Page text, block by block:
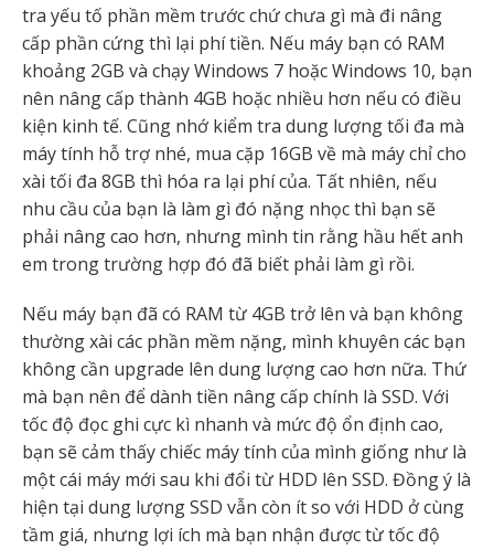
tra yếu tố phần mềm trước chứ chưa gì mà đi nâng
cấp phần cứng thì lại phí tiền. Nếu máy bạn có RAM
khoảng 2GB và chạy Windows 7 hoặc Windows 10, bạn
nên nâng cấp thành 4GB hoặc nhiều hơn nếu có điều
kiện kinh tế. Cũng nhớ kiểm tra dung lượng tối đa mà
máy tính hỗ trợ nhé, mua cặp 16GB về mà máy chỉ cho
xài tối đa 8GB thì hóa ra lại phí của. Tất nhiên, nếu
nhu cầu của bạn là làm gì đó nặng nhọc thì bạn sẽ
phải nâng cao hơn, nhưng mình tin rằng hầu hết anh
em trong trường hợp đó đã biết phải làm gì rồi.
Nếu máy bạn đã có RAM từ 4GB trở lên và bạn không
thường xài các phần mềm nặng, mình khuyên các bạn
không cần upgrade lên dung lượng cao hơn nữa. Thứ
mà bạn nên để dành tiền nâng cấp chính là SSD. Với
tốc độ đọc ghi cực kì nhanh và mức độ ổn định cao,
bạn sẽ cảm thấy chiếc máy tính của mình giống như là
một cái máy mới sau khi đổi từ HDD lên SSD. Đồng ý là
hiện tại dung lượng SSD vẫn còn ít so với HDD ở cùng
tầm giá, nhưng lợi ích mà bạn nhận được từ tốc độ